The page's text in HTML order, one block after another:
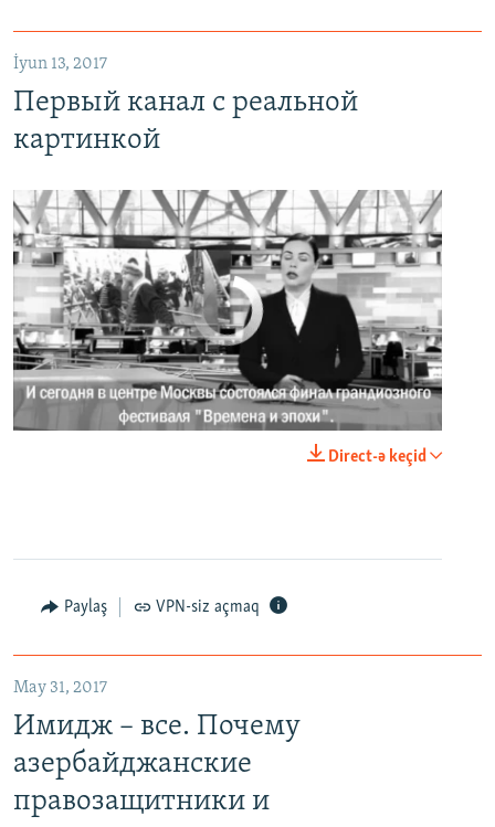
İyun 13, 2017
Первый канал с реальной
картинкой
No media source currently available
Direct-ə keçid
Paylaş VPN-siz açmaq
May 31, 2017
Имидж – все. Почему
азербайджанские
правозащитники и
EMBED
Имидж – все. Почему азербайджанские правозащитники и независимые журналисты попадают в тюрьму